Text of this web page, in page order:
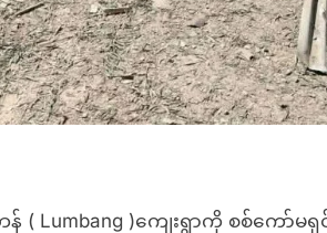
န် ( Lumbang )ကျေးရွာကို စစ်ကေ